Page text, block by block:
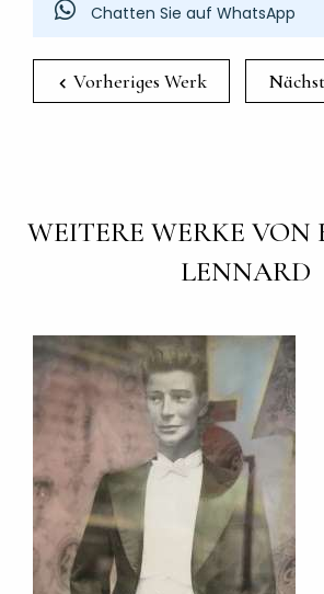
Chatten Sie auf WhatsApp
Vorheriges Werk
WEITERE WERKE VON
LENNARD